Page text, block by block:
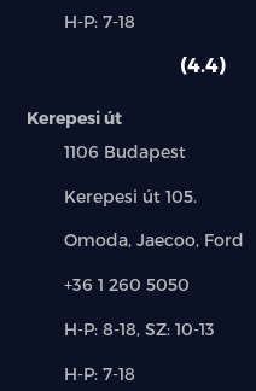
használt
Alkatrész,
H-P: 7-18
4.4
Kerepesi út
Település:
1106 Budapest
Cím:
Kerepesi út 105.
Márkák:
Omoda, Jaecoo, Ford
Telefon:
+36 1 260 5050
Új-
használt
H-P: 8-18, SZ: 10-13
Alkatrész,
H-P: 7-18